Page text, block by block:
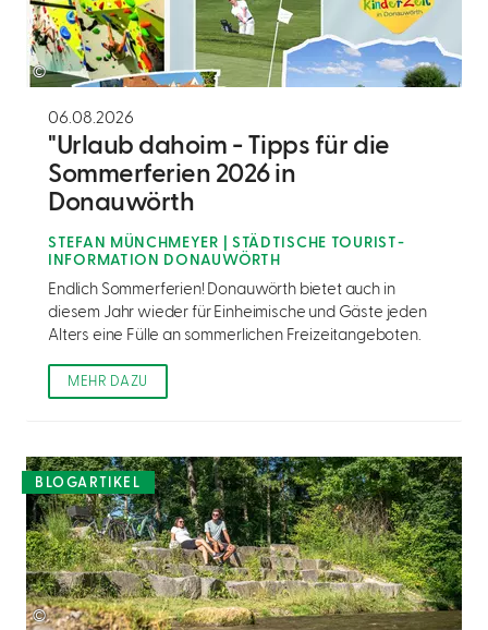
©
06.08.2026
"Urlaub dahoim - Tipps für die
Sommerferien 2026 in
Donauwörth
STEFAN MÜNCHMEYER | STÄDTISCHE TOURIST-
INFORMATION DONAUWÖRTH
Endlich Sommerferien! Donauwörth bietet auch in
diesem Jahr wieder für Einheimische und Gäste jeden
Alters eine Fülle an sommerlichen Freizeitangeboten.
MEHR DAZU
BLOGARTIKEL
©